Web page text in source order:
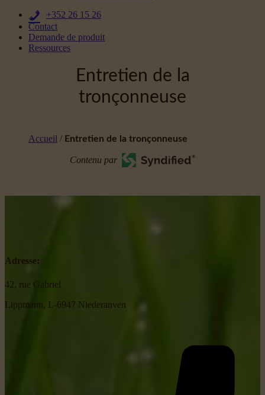
+352 26 15 26
Contact
Demande de produit
Ressources
Entretien de la
tronçonneuse
Accueil / Entretien de la tronçonneuse
Contenu par
Adresse:
42, rue Gabriel
Lippmann, L-6947 Niederanven